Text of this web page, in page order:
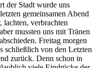
der Stadt wurde uns
gemeinsamen Abend
verbrachten
mussten uns mit Tränen
Freitag morgen
schließlich von den Letzten
zurück. Denn schon in